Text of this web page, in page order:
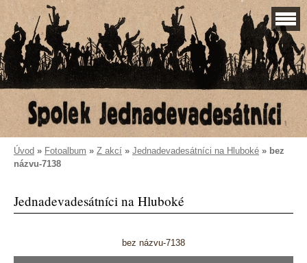
Úvod » Fotoalbum » Z akcí » Jednadevadesátníci na Hluboké » bez
názvu-7138
Jednadevadesátníci na Hluboké
bez názvu-7138